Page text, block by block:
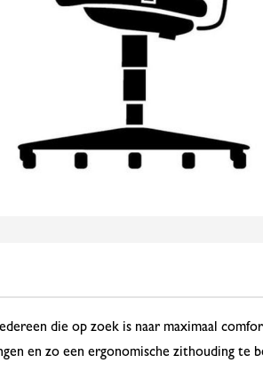
die op zoek is naar maximaal
en zo een ergonomische zithouding te